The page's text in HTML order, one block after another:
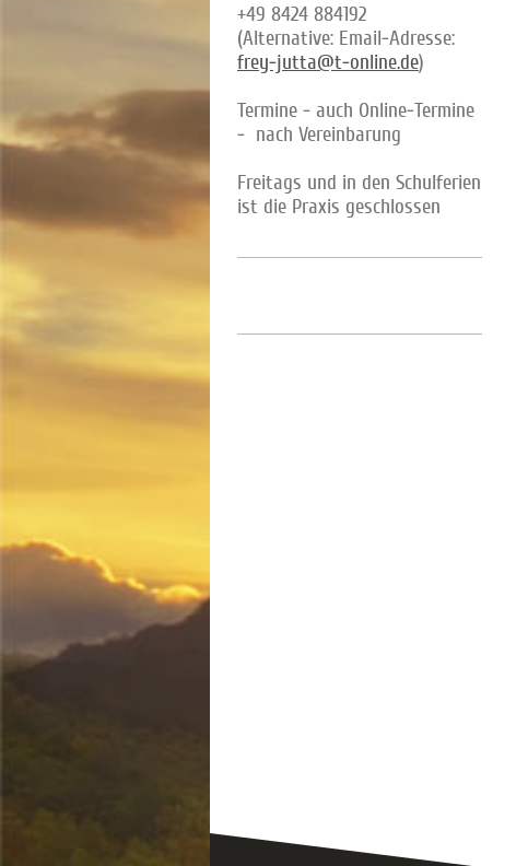
+49 8424 884192
(Alternative: Email-Adresse:
frey-jutta@t-online.de)
Termine - auch Online-Termine
- nach Vereinbarung
Freitags und in den Schulferien
ist die Praxis geschlossen